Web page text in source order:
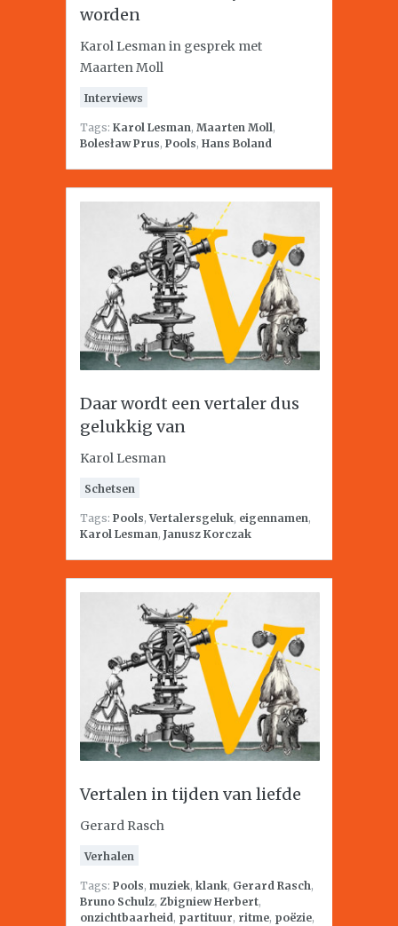
worden
Karol Lesman in gesprek met
Maarten Moll
Interviews
Tags: Karol Lesman, Maarten Moll,
Bolesław Prus, Pools, Hans Boland
Daar wordt een vertaler dus
gelukkig van
Karol Lesman
Schetsen
Tags: Pools,Vertalersgeluk, eigennamen,
Karol Lesman, Janusz Korczak
Vertalen in tijden van liefde
Gerard Rasch
Verhalen
Tags: Pools, muziek, klank, Gerard Rasch,
Bruno Schulz, Zbigniew Herbert,
onzichtbaarheid, partituur, ritme, poëzie,